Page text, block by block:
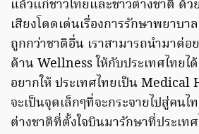
แล้วแก่ชาวไทยและชาวต่างชาติ ด้ว
เสียงโดดเด่นเรื่องการรักษาพยาบา
ถูกกว่าชาติอื่น เราสามารถนำมาต่อ
ด้าน Wellness ให้กับประเทศไทย
อยากให้ ประเทศไทยเป็น
จะเป็นจุดเล็กๆที่จะกระจายไปสู่คนไ
ต่างชาติที่ตั้งใจบินมารักษาที่ประเท